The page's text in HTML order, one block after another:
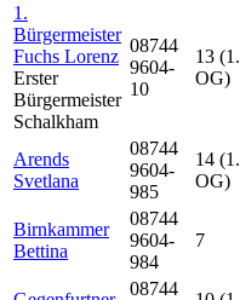
1.
Bürgermeister
Fuchs Lorenz
Erster
Bürgermeister
Schalkham
08744
9604-
10
13 (1.
OG)
Arends
Svetlana
08744
9604-
985
14 (1.
OG)
Birnkammer
Bettina
08744
9604-
984
7
08744